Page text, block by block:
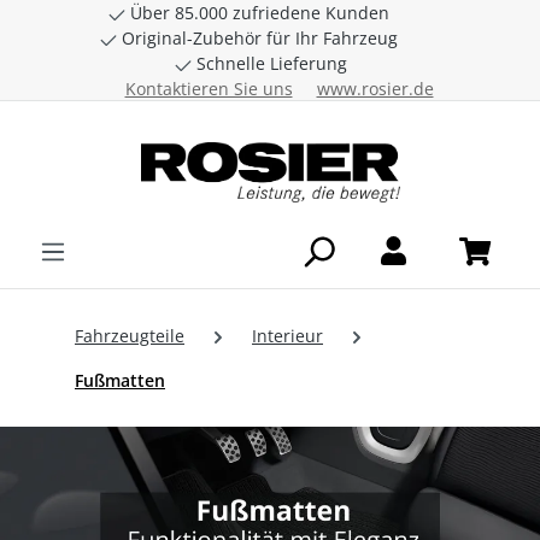
Zum Hauptinhalt springen
Über 85.000 zufriedene Kunden
Original-Zubehör für Ihr Fahrzeug
Schnelle Lieferung
Kontaktieren Sie uns
www.rosier.de
Fahrzeugteile
Interieur
Fußmatten